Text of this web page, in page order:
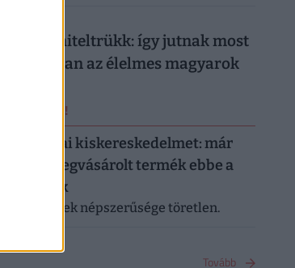
legális hiteltrükk: így jutnak most
olcsóbban az élelmes magyarok
LE!
az európai kiskereskedelmet: már
megvásárolt termék ebbe a
tartozik
termékek népszerűsége töretlen.
Tovább